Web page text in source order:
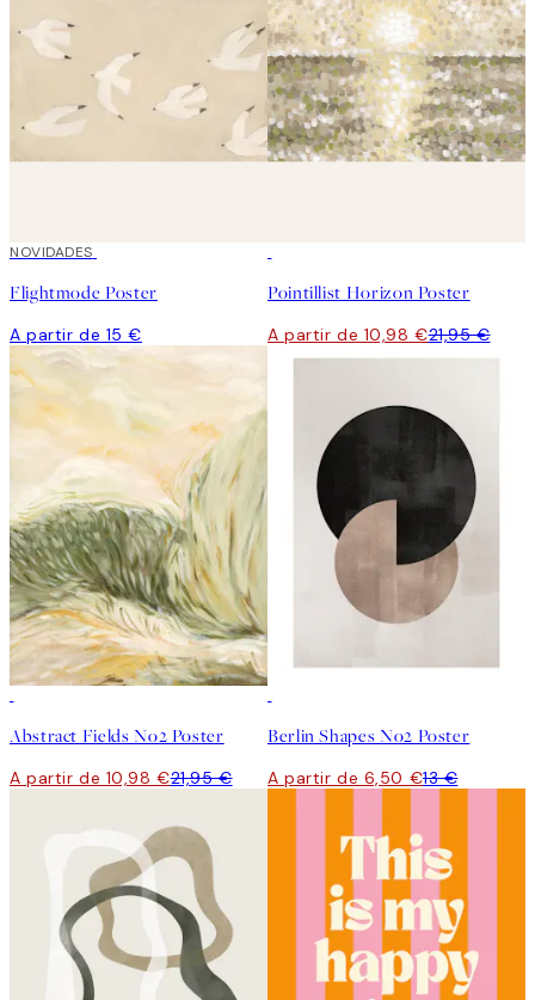
NOVIDADES
Flightmode Poster
A partir de 15 €
Pointillist Horizon Poster
A partir de 10,98 €21,95 €
Abstract Fields No2 Poster
A partir de 10,98 €21,95 €
Berlin Shapes No2 Poster
A partir de 6,50 €13 €